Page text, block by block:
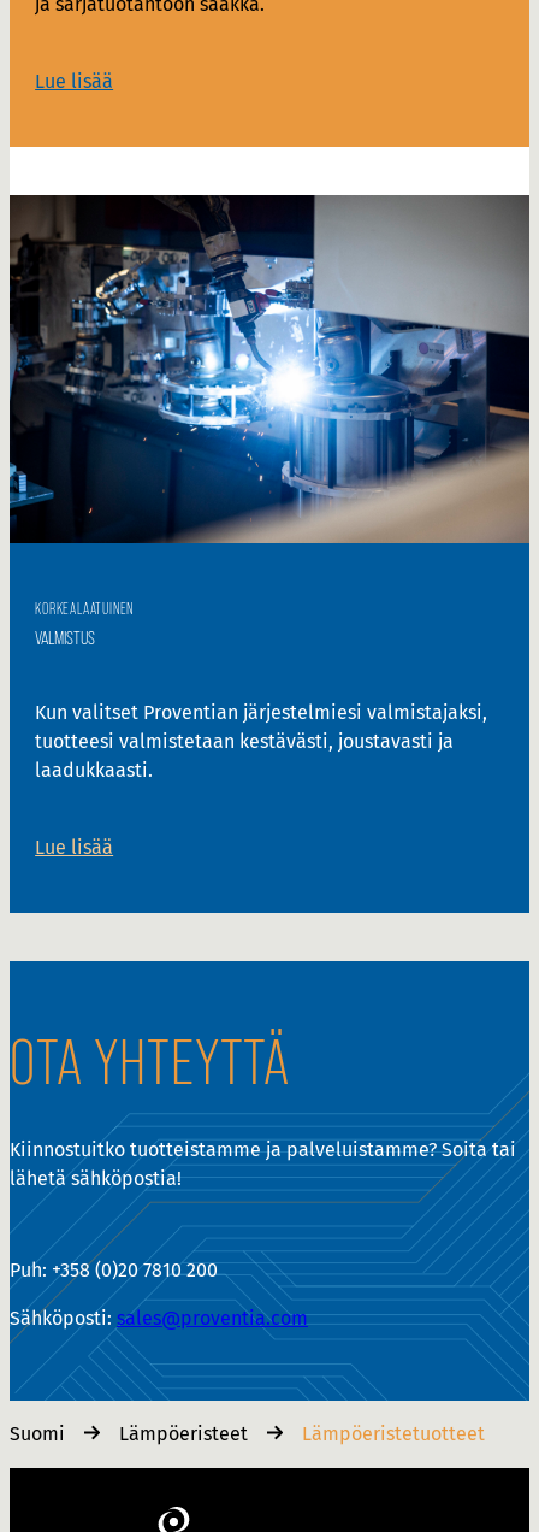
Lue lisää
KORKEALAATUINEN
VALMISTUS
Kun valitset Proventian järjestelmiesi valmistajaksi,
tuotteesi valmistetaan kestävästi, joustavasti ja
laadukkaasti.
Lue lisää
OTA YHTEYTTÄ
Kiinnostuitko tuotteistamme ja palveluistamme? Soita tai
lähetä sähköpostia!
Puh: +358 (0)20 7810 200
Sähköposti: sales@proventia.com
Suomi Lämpöeristeet Lämpöeristetuotteet